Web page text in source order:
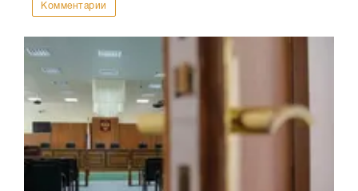
Комментарии